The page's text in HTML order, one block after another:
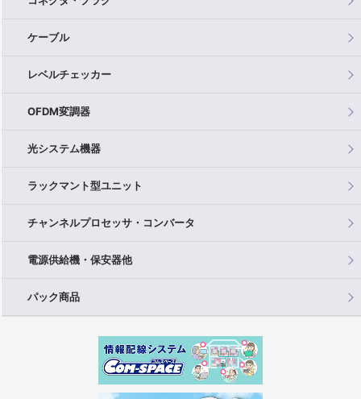
ケーブル
レベルチェッカー
OFDM変調器
光システム機器
ラックマント型ユニット
チャンネルプロセッサ・コンバータ
電源供給機・保安器他
パック商品